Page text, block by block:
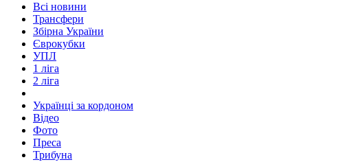
Всі новини
Трансфери
Збірна України
Єврокубки
УПЛ
1 ліга
2 ліга
Українці за кордоном
Відео
Фото
Преса
Трибуна